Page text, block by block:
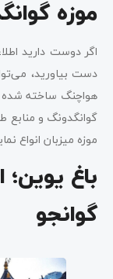
موزه
اگر دوست دارید
دست بیاورید،
هواچنگ ساخته شده
گوانگدونگ و منابع
موزه میزبان انواع
باغ
گوانجو